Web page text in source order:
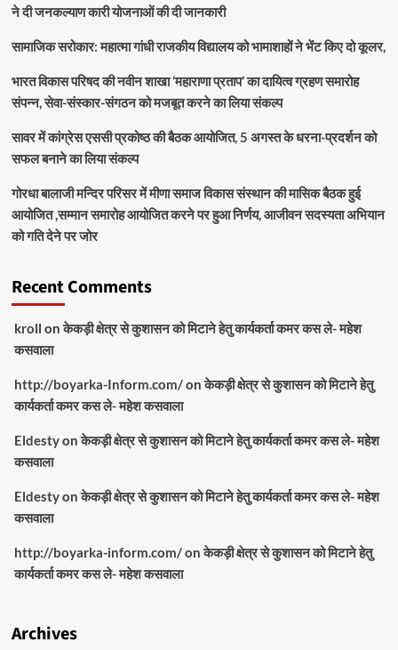
ने दी जनकल्याण कारी योजनाओं की दी जानकारी
सामाजिक सरोकार: महात्मा गांधी राजकीय विद्यालय को भामाशाहों ने भेंट किए दो कूलर,
भारत विकास परिषद की नवीन शाखा ‘महाराणा प्रताप’ का दायित्व ग्रहण समारोह
संपन्न, सेवा-संस्कार-संगठन को मजबूत करने का लिया संकल्प
सावर में कांग्रेस एससी प्रकोष्ठ की बैठक आयोजित, 5 अगस्त के धरना-प्रदर्शन को
सफल बनाने का लिया संकल्प
गोरधा बालाजी मन्दिर परिसर में मीणा समाज विकास संस्थान की मासिक बैठक हुई
आयोजित ,सम्मान समारोह आयोजित करने पर हुआ निर्णय, आजीवन सदस्यता अभियान
को गति देने पर जोर
Recent Comments
kroll onकेकड़ी क्षेत्र से कुशासन को मिटाने हेतु कार्यकर्ता कमर कस ले- महेश
कसवाला
http://boyarka-Inform.com/onकेकड़ी क्षेत्र से कुशासन को मिटाने हेतु
कार्यकर्ता कमर कस ले- महेश कसवाला
Eldestyonकेकड़ी क्षेत्र से कुशासन को मिटाने हेतु कार्यकर्ता कमर कस ले- महेश
कसवाला
Eldestyonकेकड़ी क्षेत्र से कुशासन को मिटाने हेतु कार्यकर्ता कमर कस ले- महेश
कसवाला
http://boyarka-inform.com/onकेकड़ी क्षेत्र से कुशासन को मिटाने हेतु
कार्यकर्ता कमर कस ले- महेश कसवाला
Archives